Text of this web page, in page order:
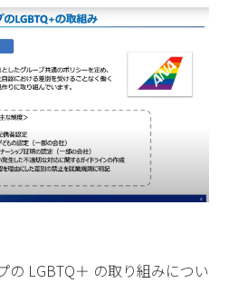
の LGBTQ＋ の取り組みについ